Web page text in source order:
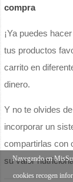
compra
¡Ya puedes
tus productos
carrito en
dinero.
Y no te olvides
incorporar un
compartirlas con
su valor
Navegando en
cookies recogen